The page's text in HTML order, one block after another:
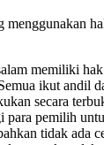
menggunakan
memiliki
ikut andil
secara
para pemilih
tidak ada